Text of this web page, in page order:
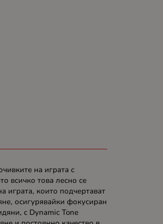
на играта с
всичко това лесно се
играта, които подчертават
осигурявайки фокусиран
с Dynamic Tone